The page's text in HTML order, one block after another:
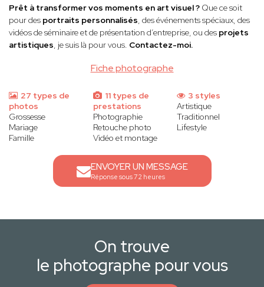
Fiche photographe
Prêt à transformer vos moments en art visuel ? Que ce soit
pour des portraits personnalisés, des événements spéciaux, des
vidéos de séminaire et de présentation d’entreprise, ou des projets
artistiques, je suis là pour vous. Contactez-moi.
27 types de
photos
Grossesse
Mariage
Famille
11 types de
prestations
Photographie
Retouche photo
Vidéo et montage
3 styles
Artistique
Traditionnel
Lifestyle
ENVOYER UN MESSAGE
Réponse sous 72 heures
On trouve
le photographe pour vous